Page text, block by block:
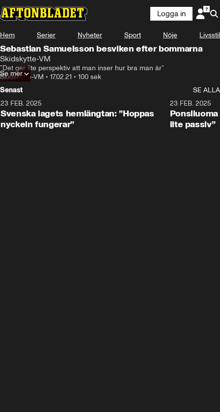
Logga in
Hem Serier Nyheter Sport Nöje Livsstil
Sebastian Samuelsson besviken efter bommarna
Skidskytte-VM
”Det ger lite perspektiv att man inser hur bra man är”
Skidskytte-VM • 17.02.21 • 100 sek
Se mer
Senast
SE ALLA
23 FEB. 2025
Svenska lagets hemlängtan: ”Hoppas
nyckeln fungerar”
23 FEB. 2025
lite passiv”